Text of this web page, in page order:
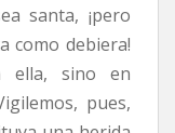
santa, ¡pero
como debiera!
ella, sino en
pues,